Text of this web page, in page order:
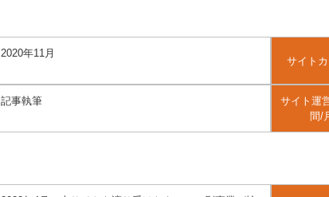
2020年11月
サイト
記事執筆
サイト運
間/